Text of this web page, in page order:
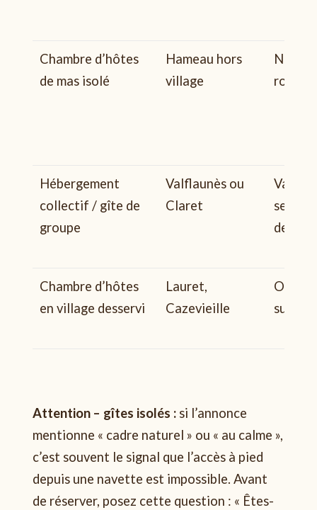
Chambre d’hôtes
de mas isolé
Hameau hors
village
Non
route)
Hébergement
collectif / gîte de
groupe
Valflaunès ou
Claret
selon
Chambre d’hôtes
en village desservi
Lauret,
Cazevieille
Oui si
sur
Attention – gîtes isolés : si l’annonce
mentionne « cadre naturel » ou « au calme »,
c’est souvent le signal que l’accès à pied
depuis une navette est impossible. Avant
de réserver, posez cette question : « Êtes-